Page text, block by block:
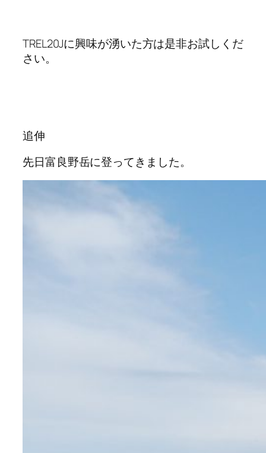
TREL20Jに興味が湧いた方は是非お試しくだ
さい。
追伸
先日富良野岳に登ってきました。